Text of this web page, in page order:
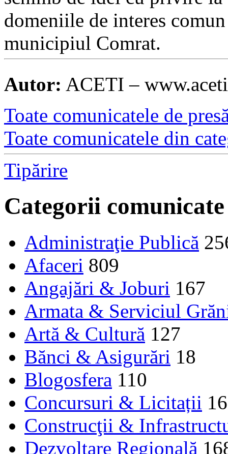
domeniile de interes
municipiul Comrat.
Autor: ACETI –
Toate comunicatele de
Toate comunicatele din
Tipărire
Categorii comunicate
Administraţie Publică
Afaceri 809
Angajări & Joburi 167
Armata & Serviciul
Artă & Cultură 127
Bănci & Asigurări 18
Blogosfera 110
Concursuri & Licitații 16
Construcţii &
Dezvoltare Regională